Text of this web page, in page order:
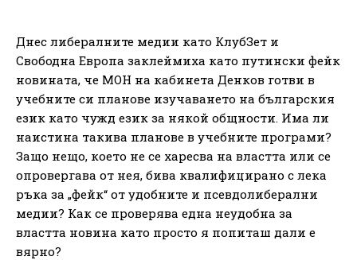
Днес либералните медии като КлубЗет и
Свободна Европа заклеймиха като путински фейк
новината, че МОН на кабинета Денков готви в
учебните си планове изучаването на българския
език като чужд език за някой общности. Има ли
наистина такива планове в учебните програми?
Защо нещо, което не се харесва на властта или се
опровергава от нея, бива квалифицирано с лека
ръка за „фейк“ от удобните и псевдолиберални
медии? Как се проверява една неудобна за
властта новина като просто я попиташ дали е
вярно?